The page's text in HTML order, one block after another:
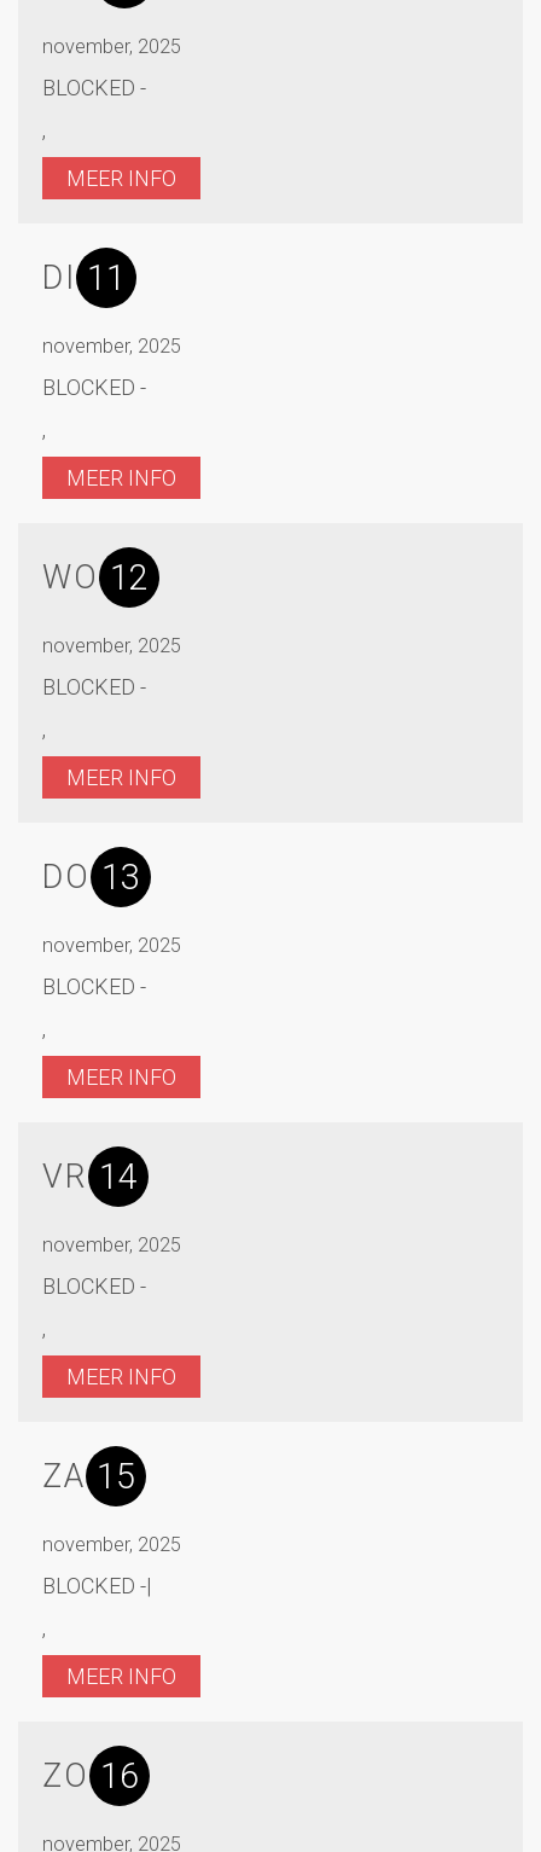
november, 2025
BLOCKED -
,
MEER INFO
DI 11
november, 2025
BLOCKED -
,
MEER INFO
WO 12
november, 2025
BLOCKED -
,
MEER INFO
DO 13
november, 2025
BLOCKED -
,
MEER INFO
VR 14
november, 2025
BLOCKED -
,
MEER INFO
ZA 15
november, 2025
BLOCKED -|
,
MEER INFO
ZO 16
november, 2025